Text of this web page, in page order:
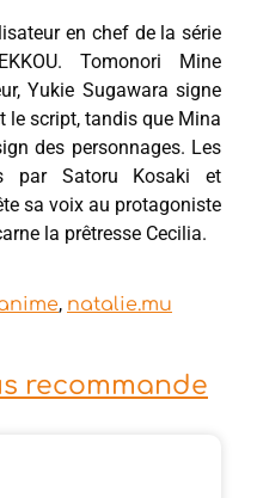
en chef de la série
Tomonori Mine
Yukie Sugawara signe
le script, tandis que Mina
des personnages. Les
par Satoru Kosaki et
sa voix au protagoniste
la prêtresse Cecilia.
, natalie.mu
recommande